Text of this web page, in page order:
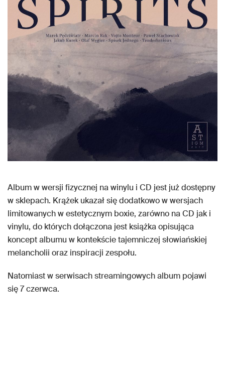
Album w wersji fizycznej na winylu i CD jest już dostępny
w sklepach. Krążek ukazał się dodatkowo w wersjach
limitowanych w estetycznym boxie, zarówno na CD jak i
vinylu, do których dołączona jest książka opisująca
koncept albumu w kontekście tajemniczej słowiańskiej
melancholii oraz inspiracji zespołu.
Natomiast w serwisach streamingowych album pojawi
się 7 czerwca.